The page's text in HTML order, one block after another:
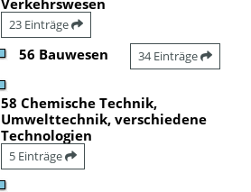
23 Einträge
56 Bauwesen 34 Einträge
58 Chemische Technik,
Umwelttechnik, verschiedene
Technologien
5 Einträge